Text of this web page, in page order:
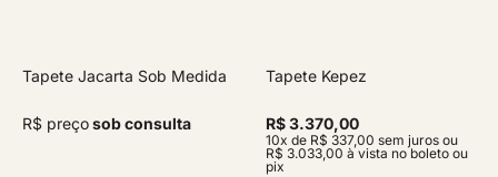
Tapete Jacarta Sob Medida
R$ preçosob consulta
Tapete Kepez
R$ 3.370,00
10x de R$ 337,00 sem juros ou
R$ 3.033,00 à vista no boleto ou
pix